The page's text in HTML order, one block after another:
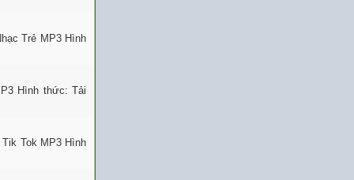
Trẻ MP3 Hình
Hình thức: Tải
Tik Tok MP3 Hình